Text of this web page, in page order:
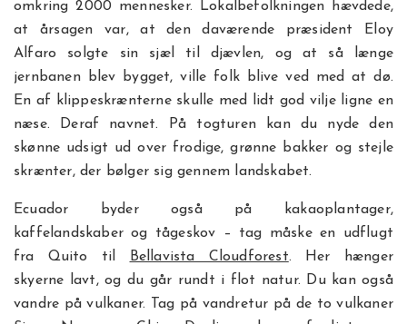
omkring 2000 mennesker. Lokalbefolkningen hævdede,
at årsagen var, at den daværende præsident Eloy
Alfaro solgte sin sjæl til djævlen, og at så længe
jernbanen blev bygget, ville folk blive ved med at dø.
En af klippeskrænterne skulle med lidt god vilje ligne en
næse. Deraf navnet. På togturen kan du nyde den
skønne udsigt ud over frodige, grønne bakker og stejle
skrænter, der bølger sig gennem landskabet.
Ecuador byder også på kakaoplantager,
kaffelandskaber og tågeskov – tag måske en udflugt
fra Quito til
Bellavista Cloudforest. Her hænger
skyerne lavt, og du går rundt i flot natur. Du kan også
vandre på vulkaner. Tag på vandretur på de to vulkaner